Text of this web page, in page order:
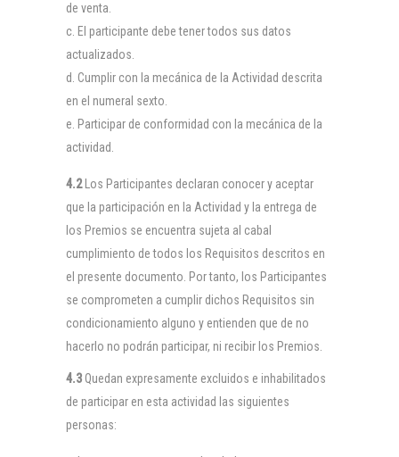
de venta.
El participante debe tener todos sus datos
actualizados.
Cumplir con la mecánica de la Actividad descrita
en el numeral sexto.
Participar de conformidad con la mecánica de la
actividad.
4.2Los Participantes declaran conocer y aceptar
que la participación en la Actividad y la entrega de
los Premios se encuentra sujeta al cabal
cumplimiento de todos los Requisitos descritos en
el presente documento. Por tanto, los Participantes
se comprometen a cumplir dichos Requisitos sin
condicionamiento alguno y entienden que de no
hacerlo no podrán participar, ni recibir los Premios.
4.3 Quedan expresamente excluidos e inhabilitados
de participar en esta actividad las siguientes
personas: